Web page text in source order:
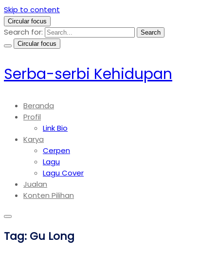
Skip to content
Circular focus
Search for:
Search
Circular focus
Serba-serbi Kehidupan
Beranda
Profil
Link Bio
Karya
Cerpen
Lagu
Lagu Cover
Jualan
Konten Pilihan
Tag: Gu Long